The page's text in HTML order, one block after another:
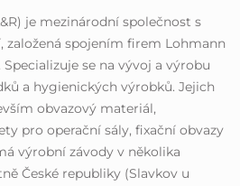
je mezinárodní společnost s
založená spojením firem Lohmann
Specializuje se na vývoj a výrobu
a hygienických výrobků. Jejich
obvazový materiál,
pro operační sály, fixační obvazy
výrobní závody v několika
České republiky (Slavkov u